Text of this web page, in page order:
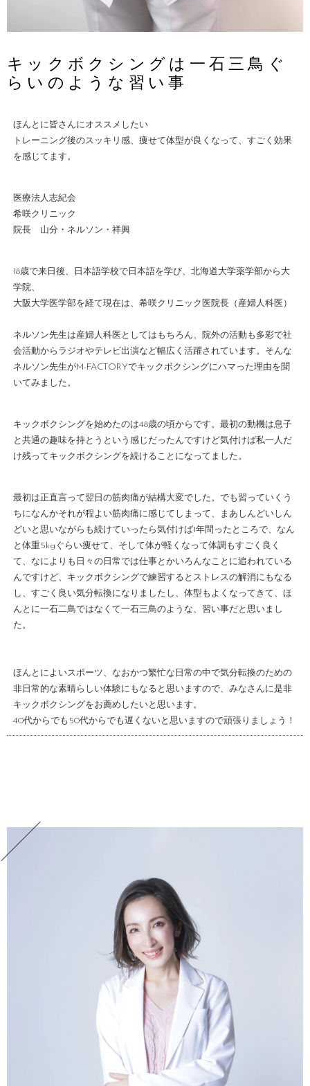
キックボクシングは一石三鳥ぐ
らいのような習い事
ほんとに皆さんにオススメしたい
トレーニング後のスッキリ感、痩せて体型が良くなって、すごく効果
を感じてます。
医療法人志紀会
希咲クリニック
院長 山分・ネルソン・祥興
18歳で来日後、日本語学校で日本語を学び、北海道大学薬学部から大
学院、
大阪大学医学部を経て現在は、希咲クリニック医院長（産婦人科医）
ネルソン先生は産婦人科医としてはもちろん、院外の活動も多彩で社
会活動からラジオやテレビ出演など幅広く活躍されています。そんな
ネルソン先生がM-FACTORYでキックボクシングにハマった理由を聞
いてみました。
キックボクシングを始めたのは48歳の頃からです。最初の動機は息子
と共通の趣味を持とうという感じだったんですけど気付けば私一人だ
け残ってキックボクシングを続けることになってました。
最初は正直言って翌日の筋肉痛が結構大変でした。でも習っていくう
ちになんかそれが程よい筋肉痛に感じてしまって、まあしんどいしん
どいと思いながらも続けていったら気付けば1年間ったところで、なん
と体重5kgぐらい痩せて、そして体が軽くなって体調もすごく良く
て、なによりも日々の日常では仕事とかいろんなことに追われている
んですけど、キックボクシングで練習するとストレスの解消にもなる
し、すごく良い気分転換になりましたし、体型もよくなってきて、ほ
んとに一石二鳥ではなくて一石三鳥のような、習い事だと思いまし
た。
ほんとによいスポーツ、なおかつ繁忙な日常の中で気分転換のための
非日常的な素晴らしい体験にもなると思いますので、みなさんに是非
キックボクシングをお薦めしたいと思います。
40代からでも50代からでも遅くないと思いますので頑張りましょう！